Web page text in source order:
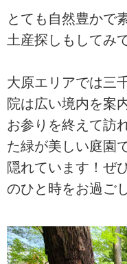
とても自然豊かで
土産探しもしてみ
大原エリアでは三
院は広い境内を案
お参りを終えて訪
た緑が美しい庭園
隠れています！ぜ
のひと時をお過ご